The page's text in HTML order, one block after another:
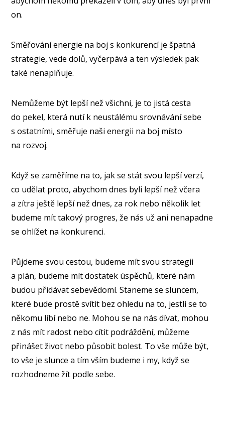
on.
Směřování energie na boj s konkurencí je špatná
strategie, vede dolů, vyčerpává a ten výsledek pak
také nenaplňuje.
Nemůžeme být lepší než všichni, je to jistá cesta
do pekel, která nutí k neustálému srovnávání sebe
s ostatními, směřuje naši energii na boj místo
na rozvoj.
Když se zaměříme na to, jak se stát svou lepší verzí,
co udělat proto, abychom dnes byli lepší než včera
a zítra ještě lepší než dnes, za rok nebo několik let
budeme mít takový progres, že nás už ani nenapadne
se ohlížet na konkurenci.
Půjdeme svou cestou, budeme mít svou strategii
a plán, budeme mít dostatek úspěchů, které nám
budou přidávat sebevědomí. Staneme se sluncem,
které bude prostě svítit bez ohledu na to, jestli se to
někomu líbí nebo ne. Mohou se na nás dívat, mohou
z nás mít radost nebo cítit podráždění, můžeme
přinášet život nebo působit bolest. To vše může být,
to vše je slunce a tím vším budeme i my, když se
rozhodneme žít podle sebe.